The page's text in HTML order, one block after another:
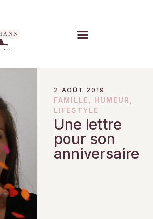
2 AOÛT 2019
FAMILLE HUMEUR
LIFESTYLE
Une lettre
pour son
anniversaire